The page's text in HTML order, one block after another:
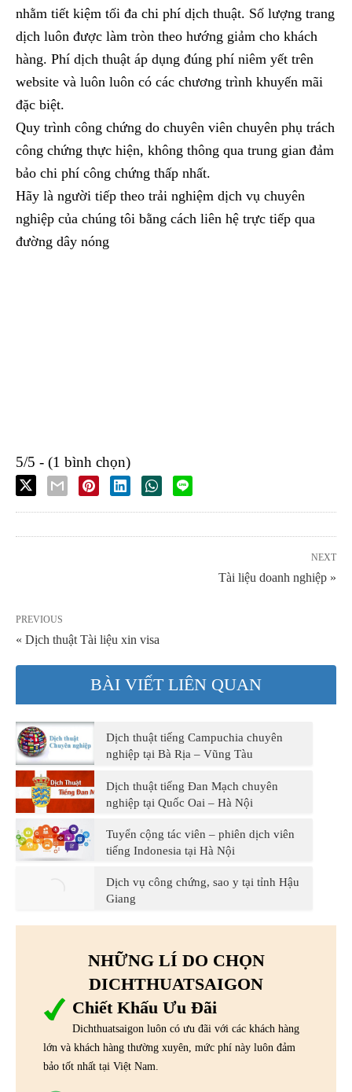
nhằm tiết kiệm tối đa chi phí dịch thuật. Số lượng trang
dịch luôn được làm tròn theo hướng giảm cho khách
hàng. Phí dịch thuật áp dụng đúng phí niêm yết trên
website và luôn luôn có các chương trình khuyến mãi
đặc biệt.
Quy trình công chứng do chuyên viên chuyên phụ trách
công chứng thực hiện, không thông qua trung gian đảm
bảo chi phí công chứng thấp nhất.
Hãy là người tiếp theo trải nghiệm dịch vụ chuyên
nghiệp của chúng tôi bằng cách liên hệ trực tiếp qua
đường dây nóng
5/5 - (1 bình chọn)
NEXT
Tài liệu doanh nghiệp »
PREVIOUS
« Dịch thuật Tài liệu xin visa
BÀI VIẾT LIÊN QUAN
Dịch thuật tiếng Campuchia chuyên
nghiệp tại Bà Rịa – Vũng Tàu
Dịch thuật tiếng Đan Mạch chuyên
nghiệp tại Quốc Oai – Hà Nội
Tuyển cộng tác viên – phiên dịch viên
tiếng Indonesia tại Hà Nội
Dịch vụ công chứng, sao y tại tỉnh Hậu
Giang
NHỮNG LÍ DO CHỌN
DICHTHUATSAIGON
Chiết Khấu Ưu Đãi
Dichthuatsaigon luôn có ưu đãi với các khách hàng
lớn và khách hàng thường xuyên, mức phí này luôn đảm
bảo tốt nhất tại Việt Nam.